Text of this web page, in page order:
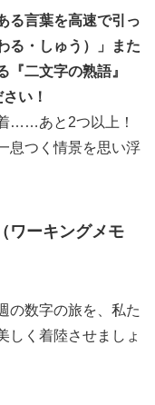
る言葉を高速で引っ
る・しゅう）」また
『二文字の熟語』
い！
……あと2つ以上！
息つく情景を思い浮
ワーキングメモ
の数字の旅を、私た
しく着陸させましょ